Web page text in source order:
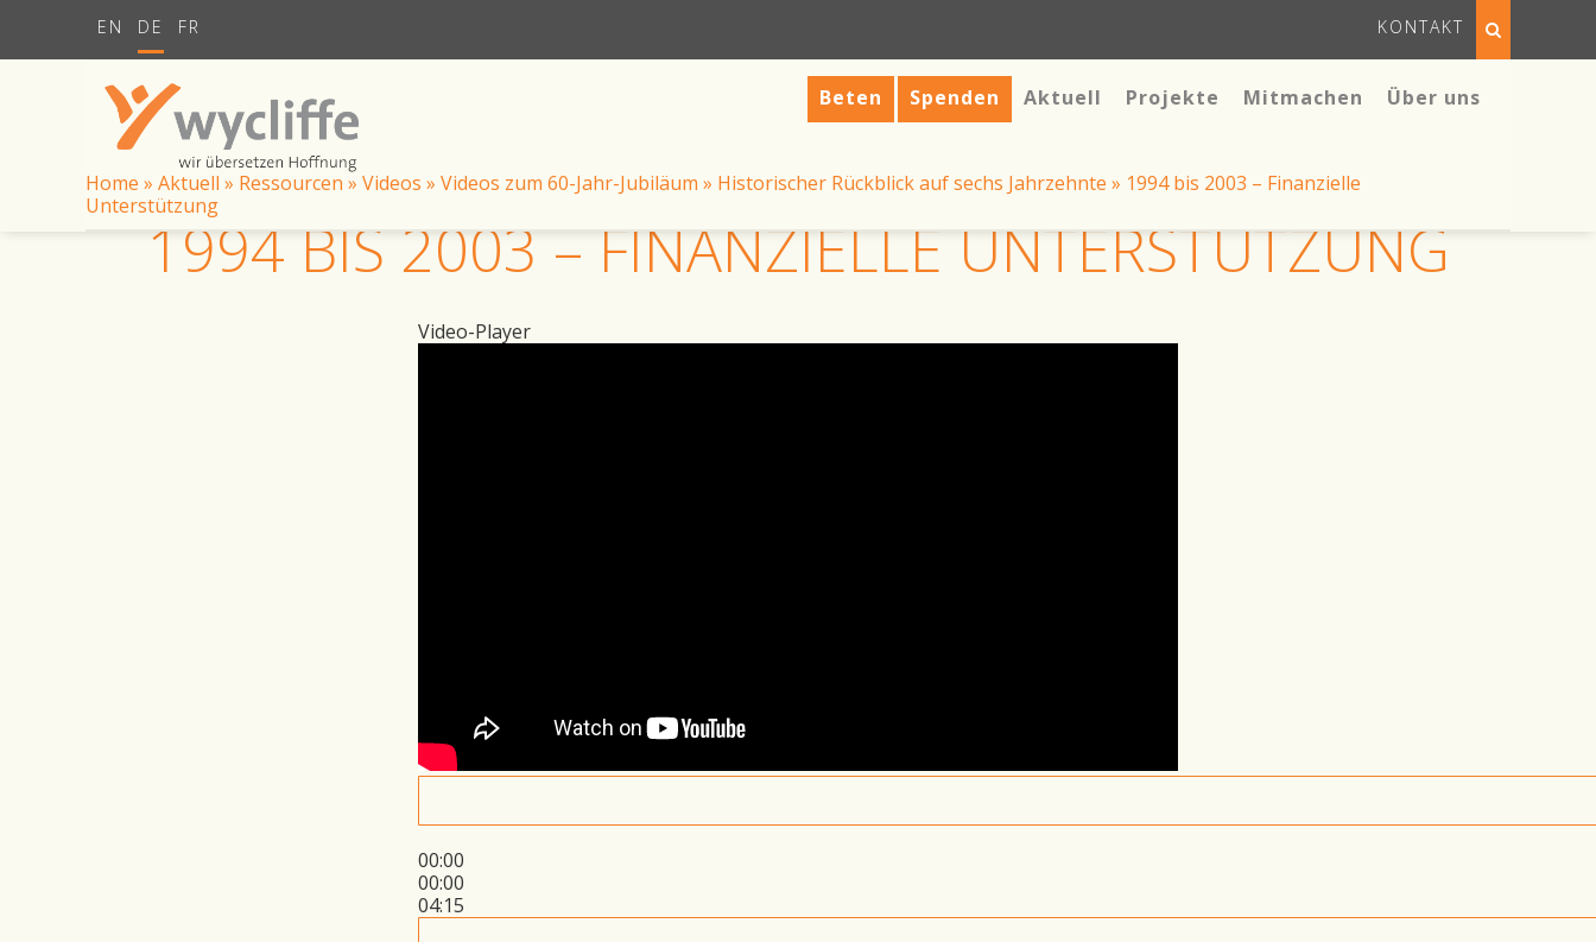
EN DE FR KONTAKT
Beten Spenden Aktuell Projekte Mitmachen Über uns
Home » Aktuell » Ressourcen » Videos » Videos zum 60-Jahr-Jubiläum » Historischer Rückblick auf sechs Jahrzehnte » 1994 bis 2003 – Finanzielle
Unterstützung
1994 BIS 2003 – FINANZIELLE UNTERSTÜTZUNG
Video-Player
00:00
00:00
04:15